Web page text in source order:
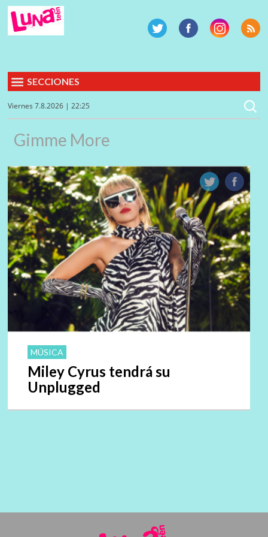
SECCIONES
Viernes 7.8.2026 | 22:25
Gimme More
MÚSICA
Miley Cyrus tendrá su
Unplugged